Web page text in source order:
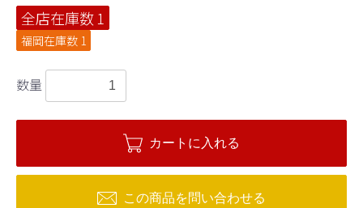
全店在庫数1
福岡在庫数 1
数量
カートに入れる
この商品を問い合わせる